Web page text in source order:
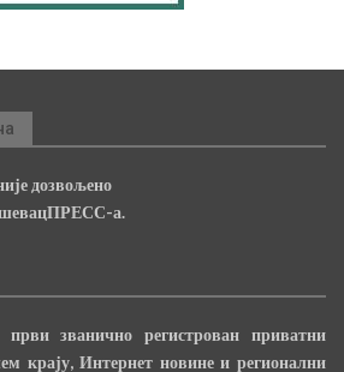
дозвољено
а.
званично регистрован приватни
крају, Интернет новине и регионални